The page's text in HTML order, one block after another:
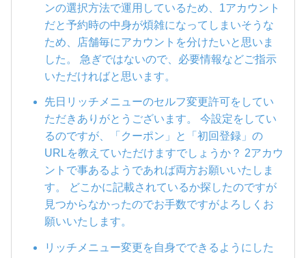
ンの選択方法で運用しているため、1アカウント
だと予約時の中身が煩雑になってしまいそうな
ため、店舗毎にアカウントを分けたいと思いま
した。 急ぎではないので、必要情報などご指示
いただければと思います。
先日リッチメニューのセルフ変更許可をしてい
ただきありがとうございます。 今設定をしてい
るのですが、「クーポン」と「初回登録」の
URLを教えていただけますでしょうか？ 2アカウ
ントで事あるようであれば両方お願いいたしま
す。 どこかに記載されているか探したのですが
見つからなかったのでお手数ですがよろしくお
願いいたします。
リッチメニュー変更を自身でできるようにした